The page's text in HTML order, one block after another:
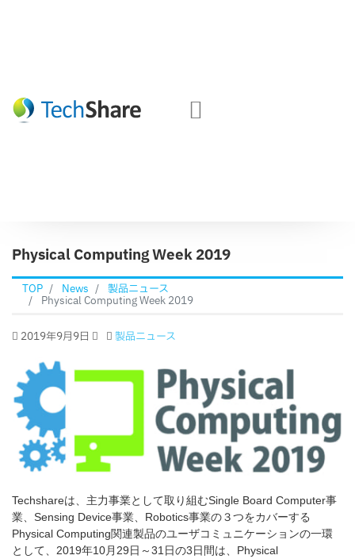
Physical Computing Week 2019
TOP News 製品ニュース
Physical Computing Week 2019
2019年9月9日 製品ニュース
Techshareは、主力事業として取り組むSingle Board Computer事
業、Sensing Device事業、Robotics事業の３つをカバーする
Physical Computing関連製品のユーザコミュニケーションの一環
として、2019年10月29日～31日の3日間は、Physical